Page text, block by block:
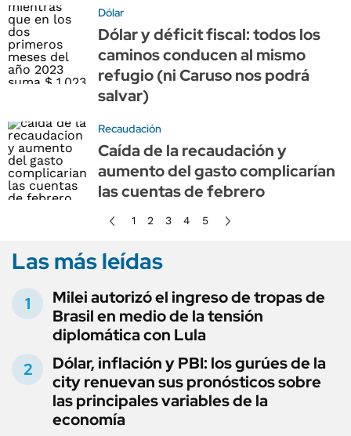
Dólar
Dólar y déficit fiscal: todos los
caminos conducen al mismo
refugio (ni Caruso nos podrá
salvar)
Recaudación
Caída de la recaudación y
aumento del gasto complicarían
las cuentas de febrero
1 2 3 4 5
Las más leídas
Milei autorizó el ingreso de tropas de
Brasil en medio de la tensión
diplomática con Lula
Dólar, inflación y PBI: los gurúes de la
city renuevan sus pronósticos sobre
las principales variables de la
economía